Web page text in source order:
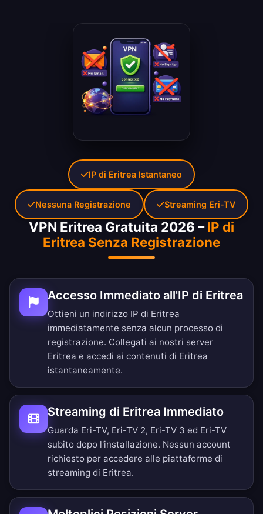
VPN Eritrea Gratuita 2026 –IP di
Eritrea Senza Registrazione
Accesso Immediato all'IP di Eritrea
Ottieni un indirizzo IP di Eritrea
immediatamente senza alcun processo di
registrazione. Collegati ai nostri server
Eritrea e accedi ai contenuti di Eritrea
istantaneamente.
Streaming di Eritrea Immediato
Guarda Eri-TV, Eri-TV 2, Eri-TV 3 ed Eri-TV
subito dopo l'installazione. Nessun account
richiesto per accedere alle piattaforme di
streaming di Eritrea.
IP di Eritrea Istantaneo
Nessuna Registrazione Streaming Eri-TV